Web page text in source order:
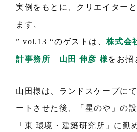
実例をもとに、クリエイター
ます。
” vol.13 “のゲストは、 株式会
計事務所 山田 伸彦 様をお招
山田様は、ランドスケープに
ートさせた後、「星のや」の
「東 環境・建築研究所」に勤